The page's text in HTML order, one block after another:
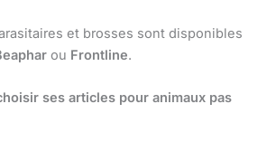
et brosses sont disponibles
ou Frontline.
ses articles pour animaux pas